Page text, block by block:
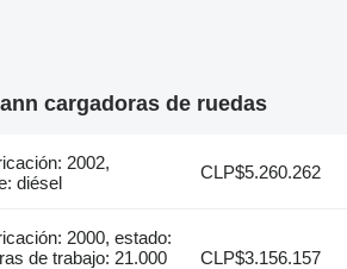
cargadoras de ruedas
2002,
diésel
CLP$5.260.262
2000, estado:
de trabajo: 21.000
CLP$3.156.157